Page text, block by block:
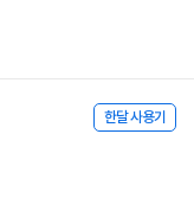
한달 사용기